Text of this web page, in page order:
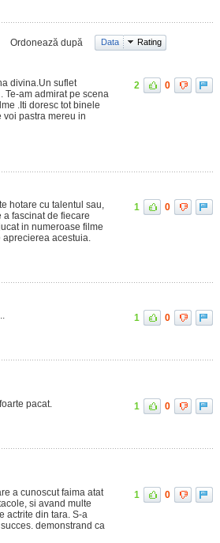
Ordonează după Data Rating
divina.Un suflet
Te-am admirat pe scena
.Iti doresc tot binele
voi pastra mereu in
2 0
hotare cu talentul sau,
fascinat de fiecare
in numeroase filme
aprecierea acestuia.
1 0
1 0
pacat. 1 0
a cunoscut faima atat
si avand multe
actrite din tara. S-a
demonstrand ca
1 0